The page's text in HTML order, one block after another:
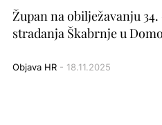
Župan na obilježavanju
stradanja Škabrnje u
Objava HR - 18.11.2025